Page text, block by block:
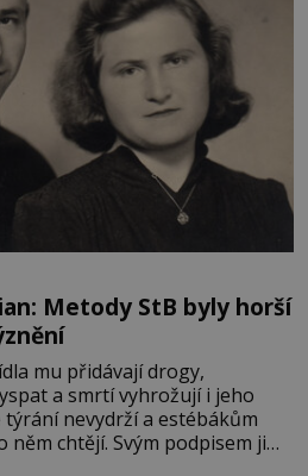
Metody StB byly horší
mu přidávají drogy,
a smrtí vyhrožují i jeho
nevydrží a estébákům
něm chtějí. Svým podpisem jim